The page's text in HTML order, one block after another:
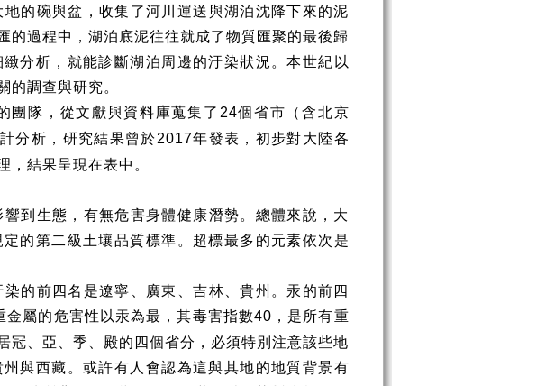
的碗與盆，收集了河川運送與湖泊沈降下來的泥
過程中，湖泊底泥往往就成了物質匯聚的最後歸
分析，就能診斷湖泊周邊的汙染狀況。本世紀以
調查與研究。
團隊，從文獻與資料庫蒐集了 24個省市（含北京
分析，研究結果曾於2017年發表，初步對大陸各
結果呈現在表中。
到生態，有無危害身體健康潛勢。總體來說，大
的第二級土壤品質標準。超標最多的元素依次是
的前四名是遼寧、廣東、吉林、貴州。汞的前四
金屬的危害性以汞為最，其毒害指數40 ，是所有重
、亞、季、殿的四個省分，必須特別注意該些地
與西藏。或許有人會認為這與其地的地質背景有